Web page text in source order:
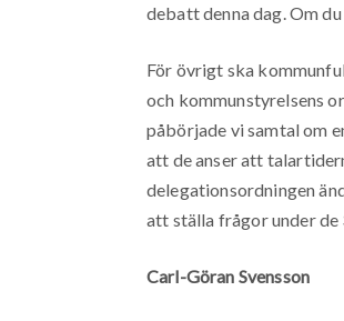
debatt denna dag. Om
För övrigt ska
och kommunstyrelsens
påbörjade vi samtal om
att de anser att
delegationsordningen
att ställa frågor under de
Carl-Göran Svensson